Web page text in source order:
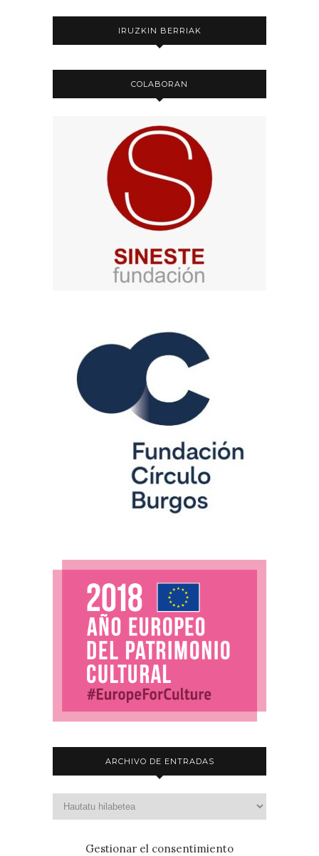
Gestionar el consentimiento
IRUZKIN BERRIAK
COLABORAN
ARCHIVO DE ENTRADAS